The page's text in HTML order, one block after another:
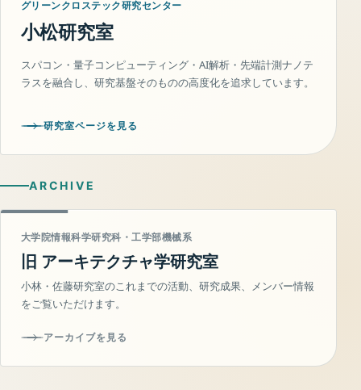
グリーンクロステック研究センター
小松研究室
スパコン・量子コンピューティング・AI解析・先端計測ナノテ
ラスを融合し、研究基盤そのものの高度化を追求しています。
研究室ページを見る
ARCHIVE
大学院情報科学研究科・工学部機械系
旧 アーキテクチャ学研究室
小林・佐藤研究室のこれまでの活動、研究成果、メンバー情報
をご覧いただけます。
アーカイブを見る